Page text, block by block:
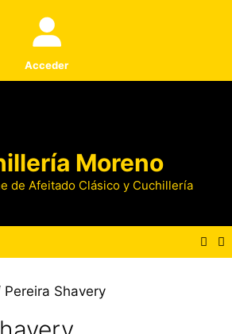
Acceder
Moreno
de Afeitado Clásico y Cuchillería
Pereira Shavery